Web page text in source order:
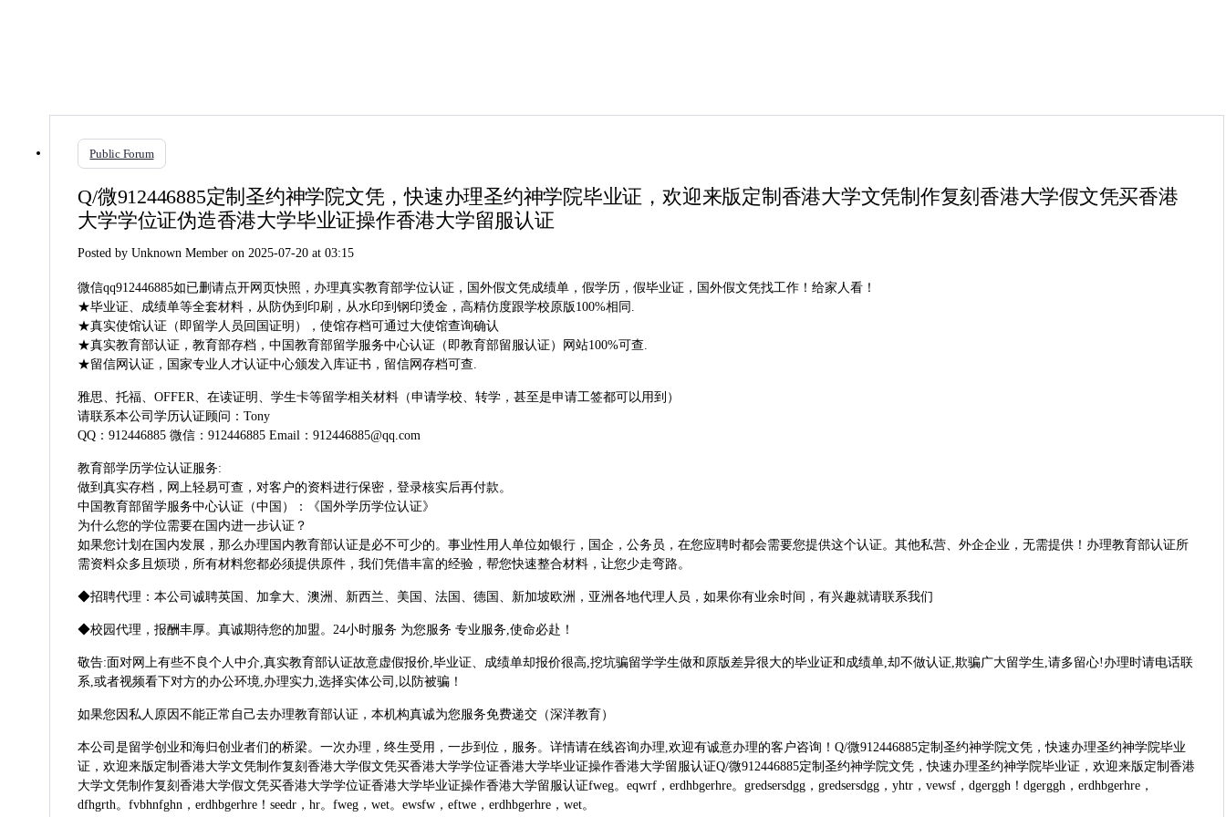
Public Forum
Q/微912446885定制圣约神学院文凭，快速办理圣约神学院毕业证，欢迎来版定制香港大学文凭制作复刻香港大学假文凭买香港
大学学位证伪造香港大学毕业证操作香港大学留服认证
Posted byUnknown Member on 2025-07-20 at 03:15
微信qq912446885如已删请点开网页快照，办理真实教育部学位认证，国外假文凭成绩单，假学历，假毕业证，国外假文凭找工作！给家人看！
★毕业证、成绩单等全套材料，从防伪到印刷，从水印到钢印烫金，高精仿度跟学校原版100%相同.
★真实使馆认证（即留学人员回国证明），使馆存档可通过大使馆查询确认
★真实教育部认证，教育部存档，中国教育部留学服务中心认证（即教育部留服认证）网站100%可查.
★留信网认证，国家专业人才认证中心颁发入库证书，留信网存档可查.
雅思、托福、OFFER、在读证明、学生卡等留学相关材料（申请学校、转学，甚至是申请工签都可以用到）
请联系本公司学历认证顾问：Tony
QQ：912446885 微信：912446885 Email：912446885@qq.com
教育部学历学位认证服务:
做到真实存档，网上轻易可查，对客户的资料进行保密，登录核实后再付款。
中国教育部留学服务中心认证（中国）：《国外学历学位认证》
为什么您的学位需要在国内进一步认证？
如果您计划在国内发展，那么办理国内教育部认证是必不可少的。事业性用人单位如银行，国企，公务员，在您应聘时都会需要您提供这个认证。其他私营、外企企业，无需提供！办理教育部认证所
需资料众多且烦琐，所有材料您都必须提供原件，我们凭借丰富的经验，帮您快速整合材料，让您少走弯路。
◆招聘代理：本公司诚聘英国、加拿大、澳洲、新西兰、美国、法国、德国、新加坡欧洲，亚洲各地代理人员，如果你有业余时间，有兴趣就请联系我们
◆校园代理，报酬丰厚。真诚期待您的加盟。24小时服务 为您服务 专业服务,使命必赴！
敬告:面对网上有些不良个人中介,真实教育部认证故意虚假报价,毕业证、成绩单却报价很高,挖坑骗留学学生做和原版差异很大的毕业证和成绩单,却不做认证,欺骗广大留学生,请多留心!办理时请电话联
系,或者视频看下对方的办公环境,办理实力,选择实体公司,以防被骗！
如果您因私人原因不能正常自己去办理教育部认证，本机构真诚为您服务免费递交（深洋教育）
本公司是留学创业和海归创业者们的桥梁。一次办理，终生受用，一步到位，服务。详情请在线咨询办理,欢迎有诚意办理的客户咨询！Q/微912446885定制圣约神学院文凭，快速办理圣约神学院毕业
证，欢迎来版定制香港大学文凭制作复刻香港大学假文凭买香港大学学位证香港大学毕业证操作香港大学留服认证Q/微912446885定制圣约神学院文凭，快速办理圣约神学院毕业证，欢迎来版定制香港
大学文凭制作复刻香港大学假文凭买香港大学学位证香港大学毕业证操作香港大学留服认证fweg。eqwrf，erdhbgerhre。gredsersdgg，gredsersdgg，yhtr，vewsf，dgerggh！dgerggh，erdhbgerhre，
dfhgrth。fvbhnfghn，erdhbgerhre！seedr，hr。fweg，wet。ewsfw，eftwe，erdhbgerhre，wet。